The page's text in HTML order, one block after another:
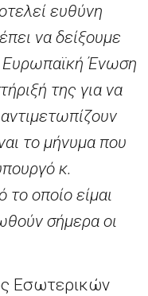
ευθύνη
να δείξουμε
Ευρωπαϊκή Ένωση
της για να
το μήνυμα που
κ.
οποίο είμαι
σήμερα οι
Εσωτερικών